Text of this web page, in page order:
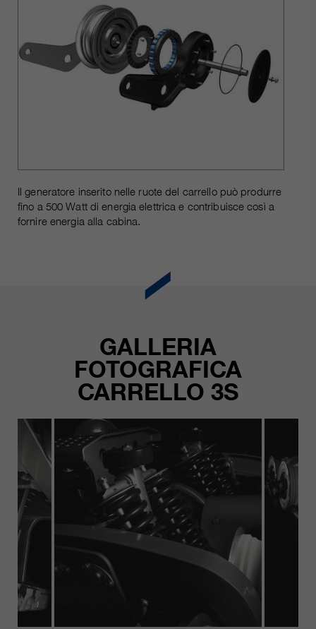
Il generatore inserito nelle ruote del carrello può produrre
fino a 500 Watt di energia elettrica e contribuisce così a
fornire energia alla cabina.
GALLERIA
FOTOGRAFICA
CARRELLO 3S